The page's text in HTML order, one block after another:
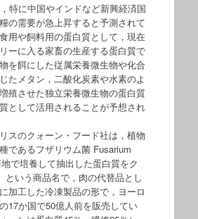
特に中国やインドなど新興経済国
の需要が急上昇すると予測されて
用や飼料用の蛋白質として，現在
ーに入る家畜の生産する蛋白質で
を餌にした従属栄養微生物や化合
たメタン，二酸化炭素や水素のよ
殖させた独立栄養微生物の蛋白質
として活用されることが予想され
スのクォーン・フード社は，植物
であるフザリウム菌 Fusarium
で培養して抽出した蛋白質をク
という商品名で，肉の代替品とし
加工した冷凍製品の形で，ヨーロ
17か国で50億人前を販売してい